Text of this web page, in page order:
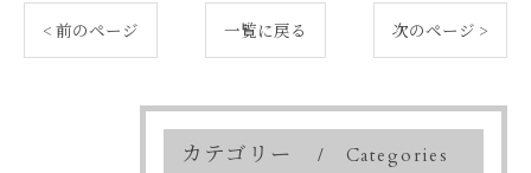
< 前のページ 一覧に戻る 次のページ >
カテゴリー Categories